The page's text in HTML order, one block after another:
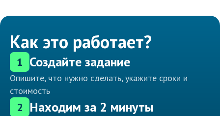
Как это работает?
1 Создайте задание
Опишите, что нужно сделать, укажите сроки и
стоимость
2 Находим за 2 минуты